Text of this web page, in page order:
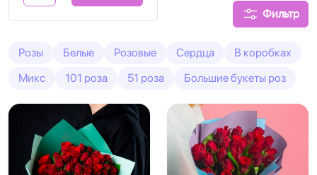
Фильтр
Розы Белые Розовые Сердца
В коробках
Микс
101 роза 51 роза Большие букеты роз